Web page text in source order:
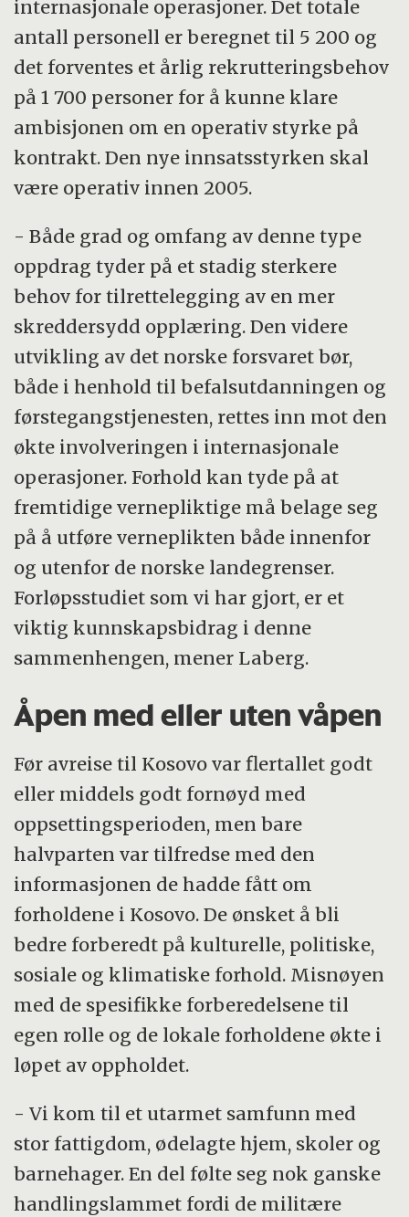
internasjonale operasjoner. Det totale
antall personell er beregnet til 5 200 og
det forventes et årlig rekrutteringsbehov
på 1 700 personer for å kunne klare
ambisjonen om en operativ styrke på
kontrakt. Den nye innsatsstyrken skal
være operativ innen 2005.
- Både grad og omfang av denne type
oppdrag tyder på et stadig sterkere
behov for tilrettelegging av en mer
skreddersydd opplæring. Den videre
utvikling av det norske forsvaret bør,
både i henhold til befalsutdanningen og
førstegangstjenesten, rettes inn mot den
økte involveringen i internasjonale
operasjoner. Forhold kan tyde på at
fremtidige vernepliktige må belage seg
på å utføre verneplikten både innenfor
og utenfor de norske landegrenser.
Forløpsstudiet som vi har gjort, er et
viktig kunnskapsbidrag i denne
sammenhengen, mener Laberg.
Åpen med eller uten våpen
Før avreise til Kosovo var flertallet godt
eller middels godt fornøyd med
oppsettingsperioden, men bare
halvparten var tilfredse med den
informasjonen de hadde fått om
forholdene i Kosovo. De ønsket å bli
bedre forberedt på kulturelle, politiske,
sosiale og klimatiske forhold. Misnøyen
med de spesifikke forberedelsene til
egen rolle og de lokale forholdene økte i
løpet av oppholdet.
- Vi kom til et utarmet samfunn med
stor fattigdom, ødelagte hjem, skoler og
barnehager. En del følte seg nok ganske
handlingslammet fordi de militære